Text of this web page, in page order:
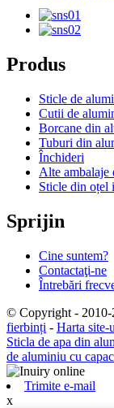
Produs
Sticle de
Cutii de
Borcane din
Tuburi din
Închideri
Alte ambalaje
Sticle din oțel
Sprijin
Cine suntem?
Contactaţi-ne
Întrebări
© Copyright - 2010-
fierbinți - Harta site-
Sticla de apa din
de aluminiu cu
Trimite e-mail
x